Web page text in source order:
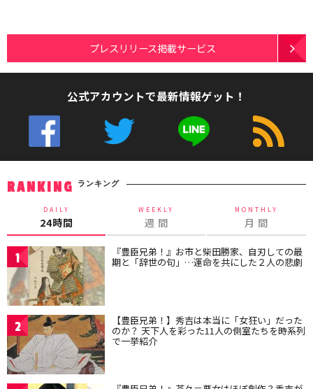
プレスリリース掲載サービス
公式アカウントで最新情報ゲット！
RANKING ランキング
DAILY
24時間
WEEKLY
週 間
MONTHLY
月 間
1 『豊臣兄弟！』お市と柴田勝家、自刃しての最
期と「辞世の句」…運命を共にした２人の悲劇
2 【豊臣兄弟！】秀吉は本当に「女狂い」だった
のか？ 天下人を彩った11人の側室たちを時系列
で一挙紹介